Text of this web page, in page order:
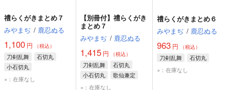
禮らくがきまとめ７
みやまぢ / 鹿忍ぬる
1,100 円 （税込）
刀剣乱舞
石切丸
小石切丸
×：在庫なし
【別冊付】禮らくがき
まとめ７
みやまぢ / 鹿忍ぬる
1,415 円 （税込）
刀剣乱舞
石切丸
小石切丸
歌仙兼定
×：在庫なし
禮らくがきまとめ６
みやまぢ / 鹿忍ぬる
963円 （税込）
刀剣乱舞
石切丸
×：在庫なし